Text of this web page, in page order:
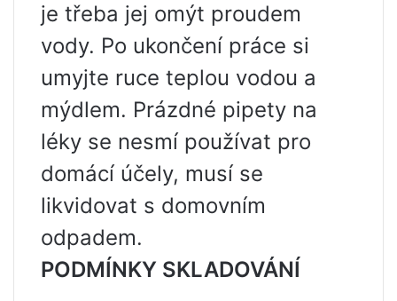
je třeba jej omýt proudem
vody. Po ukončení práce si
umyjte ruce teplou vodou a
mýdlem. Prázdné pipety na
léky se nesmí používat pro
domácí účely, musí se
likvidovat s domovním
odpadem.
PODMÍNKY SKLADOVÁNÍ